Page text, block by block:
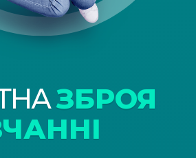
ЗБРОЯ